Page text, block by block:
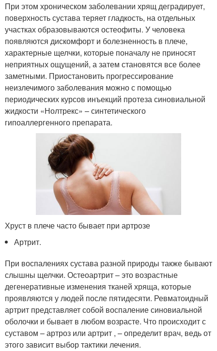
При этом хроническом заболевании хрящ деградирует,
поверхность сустава теряет гладкость, на отдельных
участках образовываются остеофиты. У человека
появляются дискомфорт и болезненность в плече,
характерные щелчки, которые поначалу не приносят
неприятных ощущений, а затем становятся все более
заметными. Приостановить прогрессирование
неизлечимого заболевания можно с помощью
периодических курсов инъекций протеза синовиальной
жидкости «Нолтрекс» – синтетического
гипоаллергенного препарата.
Хруст в плече часто бывает при артрозе
Артрит.
При воспалениях сустава разной природы также бывают
слышны щелчки. Остеоартрит – это возрастные
дегенеративные изменения тканей хряща, которые
проявляются у людей после пятидесяти. Ревматоидный
артрит представляет собой воспаление синовиальной
оболочки и бывает в любом возрасте. Что происходит с
суставом – артроз или артрит , – определит врач, ведь от
этого зависит выбор тактики лечения.